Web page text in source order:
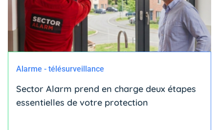
Alarme - télésurveillance
Sector Alarm prend en charge deux étapes
essentielles de votre protection